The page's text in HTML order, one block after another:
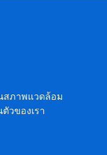
สภาพแวดล้อม
วของเรา